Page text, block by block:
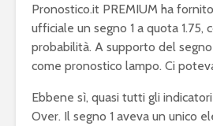
Pronostico.it PREMIUM ha
ufficiale un segno 1 a quota 1.75,
probabilità. A supporto del segno
come pronostico lampo. Ci
Ebbene sì, quasi tutti gli
Over. Il segno 1 aveva un unico